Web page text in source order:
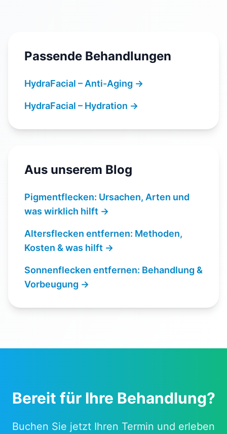
Passende Behandlungen
HydraFacial – Anti-Aging →
HydraFacial – Hydration →
Aus unserem Blog
Pigmentflecken: Ursachen, Arten und
was wirklich hilft →
Altersflecken entfernen: Methoden,
Kosten & was hilft →
Sonnenflecken entfernen: Behandlung &
Vorbeugung →
Bereit für Ihre Behandlung?
Buchen Sie jetzt Ihren Termin und erleben